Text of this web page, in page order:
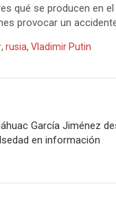
qué se producen en
provocar un
, rusia, Vladimir Putin
García Jiménez
en información